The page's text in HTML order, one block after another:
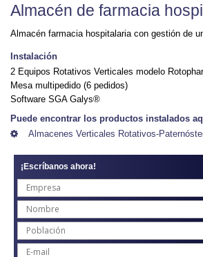
Almacén de farmacia
Almacén farmacia hospitalaria con gestión de
Instalación
2 Equipos Rotativos Verticales modelo
Mesa multipedido (6 pedidos)
Software SGA Galys®
Puede encontrar los productos instalados
Almacenes Verticales Rotativos-
¡Escríbanos ahora!